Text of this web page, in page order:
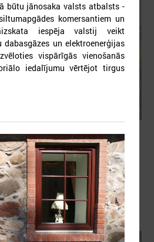
pašvaldības
transporta pārvadājumus
organizētus sabiedriskā
būtu jānosaka valsts atbalsts -
komersantiem un
iespēja valstij veikt
un elektroenerģijas
vispārīgās vienošanās
iedalījumu vērtējot tirgus